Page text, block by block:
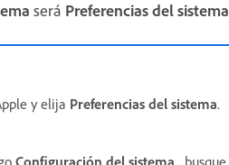
será Preferencias del sistema
y elija Preferencias del sistema.